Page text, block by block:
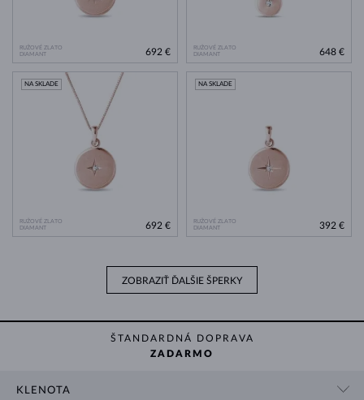
RUŽOVÉ ZLATO
DIAMANT
692 €
RUŽOVÉ ZLATO
DIAMANT
648 €
RUŽOVÉ ZLATO
DIAMANT
NA SKLADE
692 €
RUŽOVÉ ZLATO
DIAMANT
NA SKLADE
392 €
ZOBRAZIŤ ĎALŠIE ŠPERKY
ŠTANDARDNÁ DOPRAVA
ZADARMO
KLENOTA